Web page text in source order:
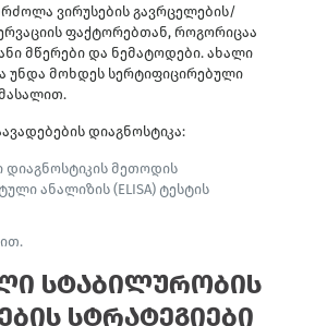
ვირუსების გავრცელების/
ფაქტორებთან, როგორიცაა
მწერები და ნემატოდები. ახალი
უნდა მოხდეს სერტიფიცირებული
დიაგნოსტიკა:
მეთოდის
ანალიზის (ELISA) ტესტის
სტაბილურობის
სტრატეგიები